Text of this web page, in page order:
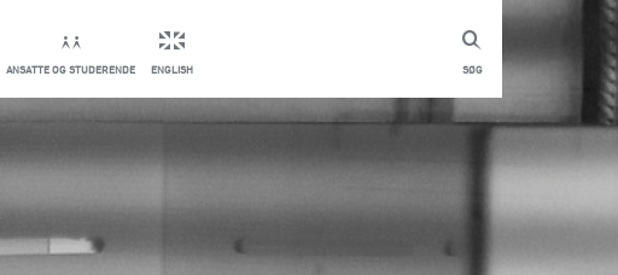
SØG
ANSATTE OG STUDERENDE ENGLISH